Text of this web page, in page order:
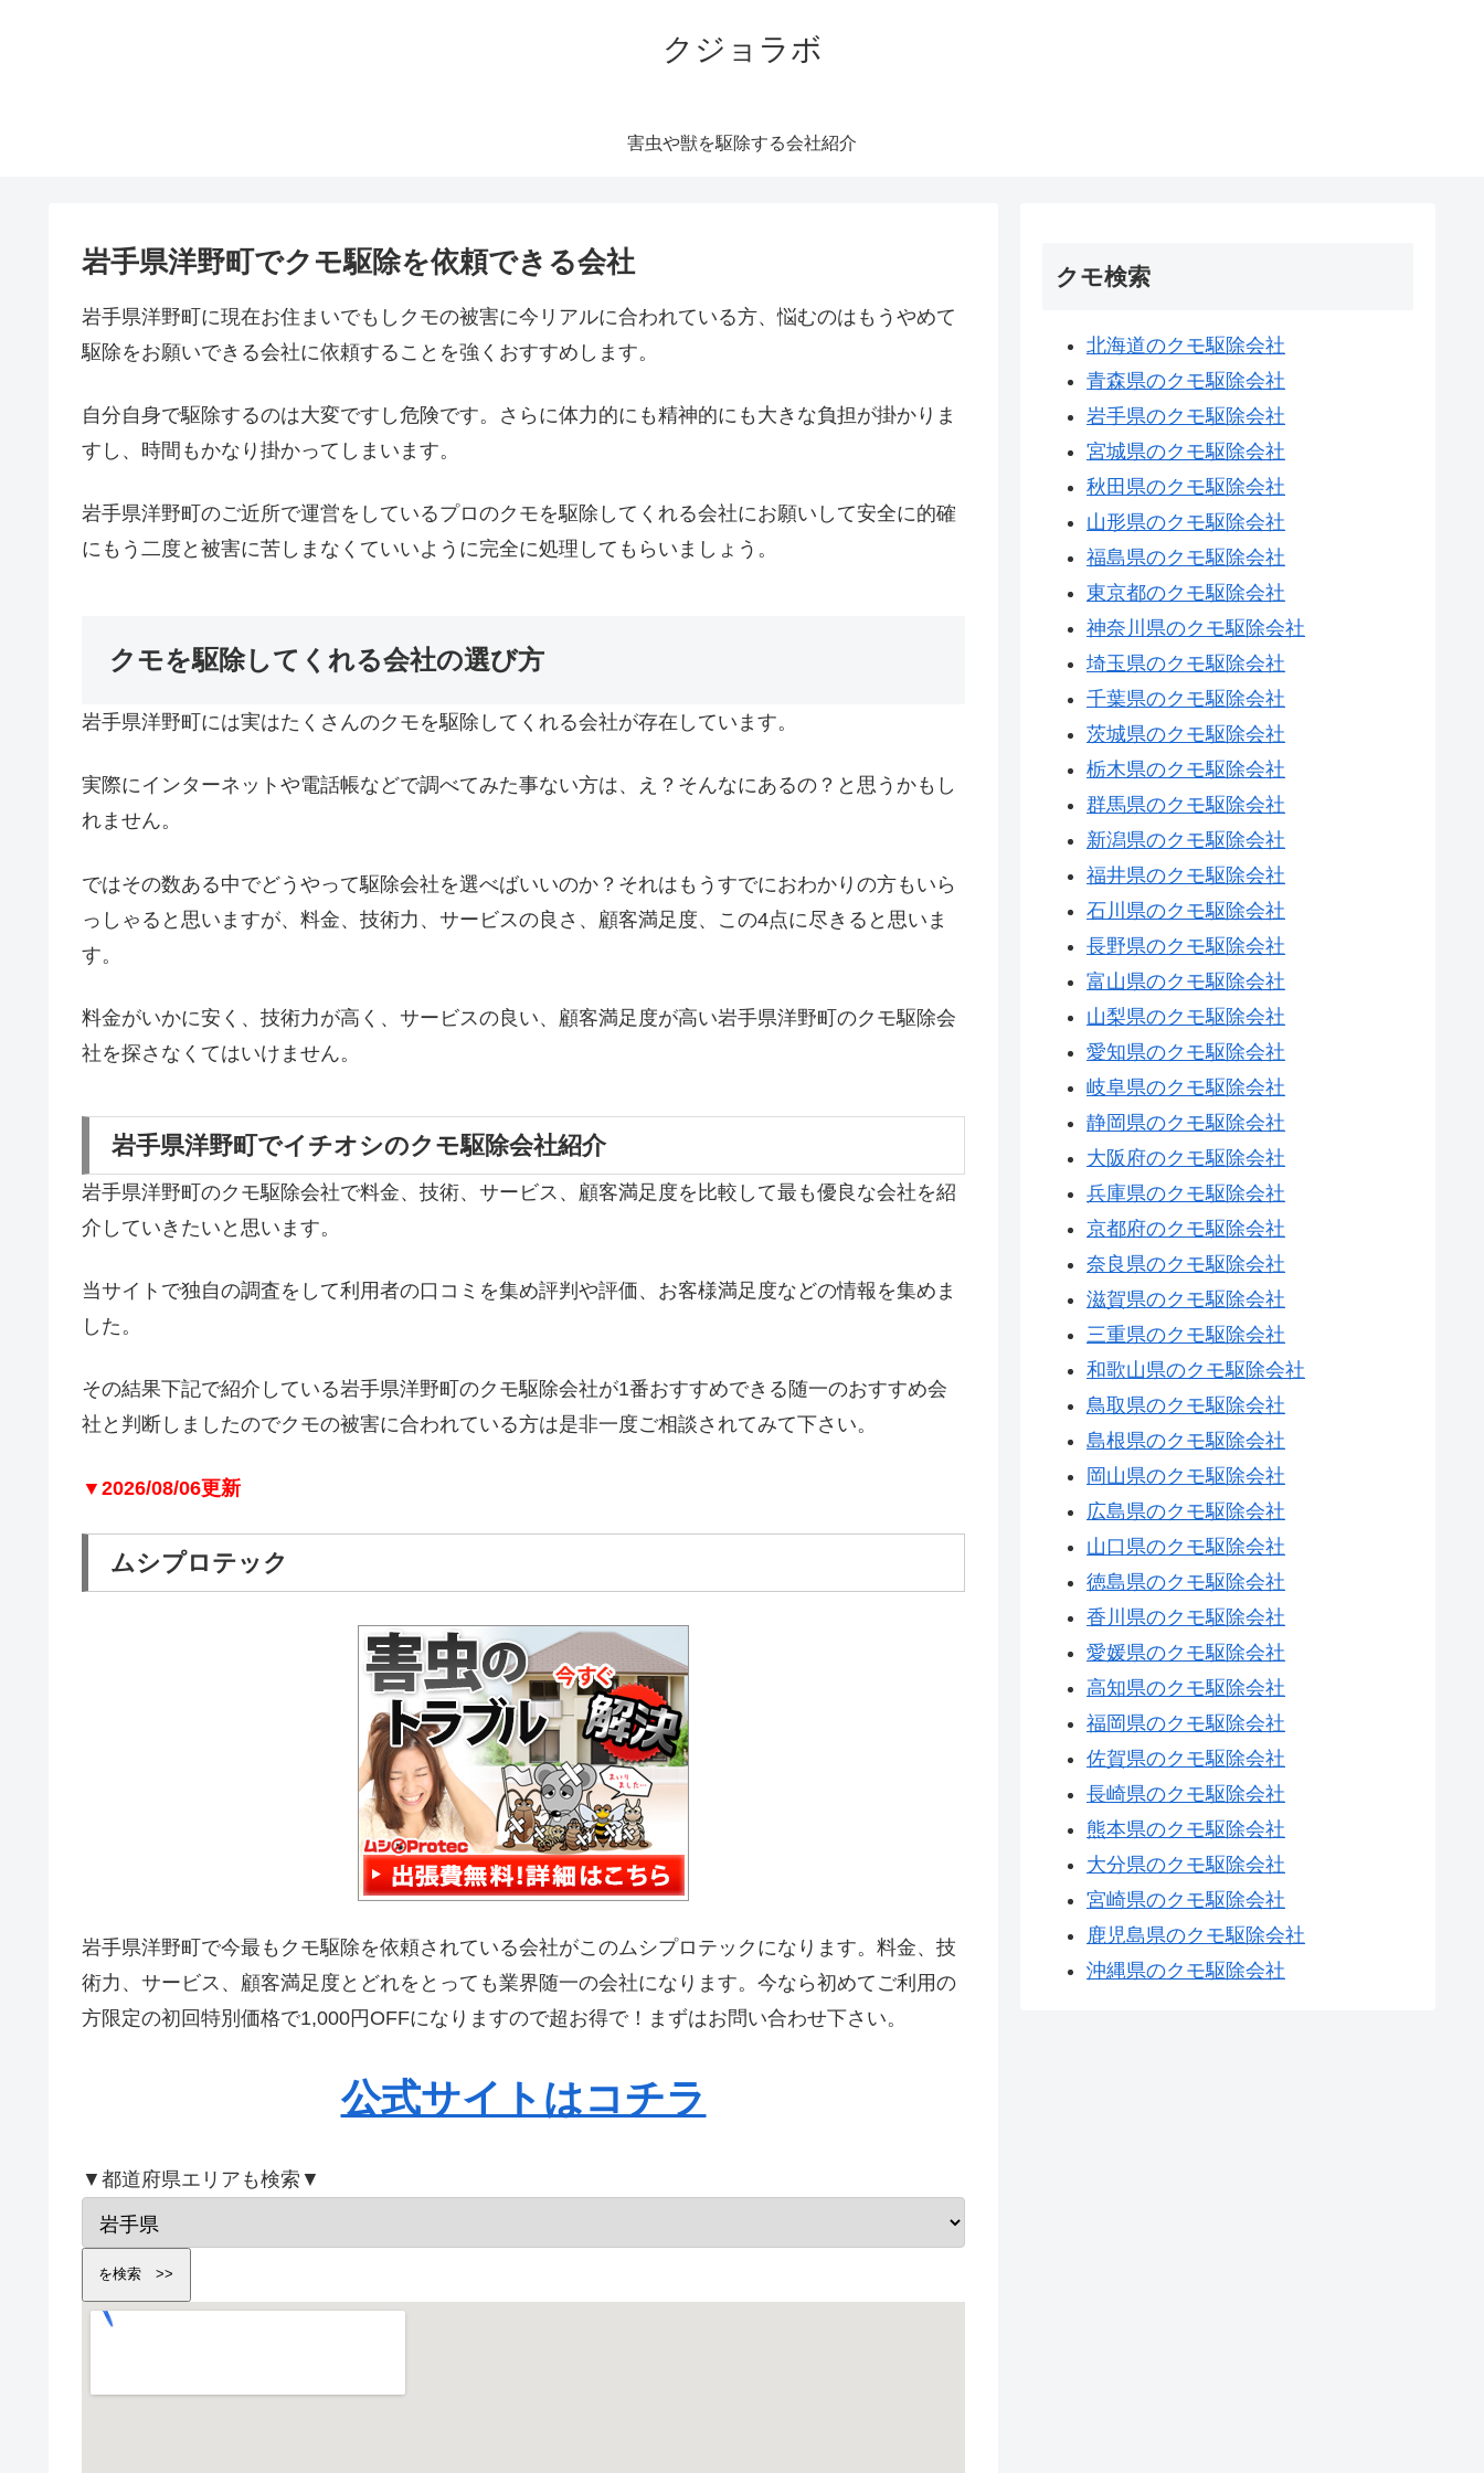
クジョラボ
害虫や獣を駆除する会社紹介
岩手県洋野町でクモ駆除を依頼できる会社
岩手県洋野町に現在お住まいでもしクモの被害に今リアルに合われている方、悩むのはもうやめて
駆除をお願いできる会社に依頼することを強くおすすめします。
自分自身で駆除するのは大変ですし危険です。さらに体力的にも精神的にも大きな負担が掛かりま
すし、時間もかなり掛かってしまいます。
岩手県洋野町のご近所で運営をしているプロのクモを駆除してくれる会社にお願いして安全に的確
にもう二度と被害に苦しまなくていいように完全に処理してもらいましょう。
クモを駆除してくれる会社の選び方
岩手県洋野町には実はたくさんのクモを駆除してくれる会社が存在しています。
実際にインターネットや電話帳などで調べてみた事ない方は、え？そんなにあるの？と思うかもし
れません。
ではその数ある中でどうやって駆除会社を選べばいいのか？それはもうすでにおわかりの方もいら
っしゃると思いますが、料金、技術力、サービスの良さ、顧客満足度、この4点に尽きると思いま
す。
料金がいかに安く、技術力が高く、サービスの良い、顧客満足度が高い岩手県洋野町のクモ駆除会
社を探さなくてはいけません。
岩手県洋野町でイチオシのクモ駆除会社紹介
岩手県洋野町のクモ駆除会社で料金、技術、サービス、顧客満足度を比較して最も優良な会社を紹
介していきたいと思います。
当サイトで独自の調査をして利用者の口コミを集め評判や評価、お客様満足度などの情報を集めま
した。
その結果下記で紹介している岩手県洋野町のクモ駆除会社が1番おすすめできる随一のおすすめ会
社と判断しましたのでクモの被害に合われている方は是非一度ご相談されてみて下さい。
▼2026/08/06更新
ムシプロテック
岩手県洋野町で今最もクモ駆除を依頼されている会社がこのムシプロテックになります。料金、技
術力、サービス、顧客満足度とどれをとっても業界随一の会社になります。今なら初めてご利用の
方限定の初回特別価格で1,000円OFFになりますので超お得で！まずはお問い合わせ下さい。
公式サイトはコチラ
▼都道府県エリアも検索▼
クモ検索
北海道のクモ駆除会社
青森県のクモ駆除会社
岩手県のクモ駆除会社
宮城県のクモ駆除会社
秋田県のクモ駆除会社
山形県のクモ駆除会社
福島県のクモ駆除会社
東京都のクモ駆除会社
神奈川県のクモ駆除会社
埼玉県のクモ駆除会社
千葉県のクモ駆除会社
茨城県のクモ駆除会社
栃木県のクモ駆除会社
群馬県のクモ駆除会社
新潟県のクモ駆除会社
福井県のクモ駆除会社
石川県のクモ駆除会社
長野県のクモ駆除会社
富山県のクモ駆除会社
山梨県のクモ駆除会社
愛知県のクモ駆除会社
岐阜県のクモ駆除会社
静岡県のクモ駆除会社
大阪府のクモ駆除会社
兵庫県のクモ駆除会社
京都府のクモ駆除会社
奈良県のクモ駆除会社
滋賀県のクモ駆除会社
三重県のクモ駆除会社
和歌山県のクモ駆除会社
鳥取県のクモ駆除会社
島根県のクモ駆除会社
岡山県のクモ駆除会社
広島県のクモ駆除会社
山口県のクモ駆除会社
徳島県のクモ駆除会社
香川県のクモ駆除会社
愛媛県のクモ駆除会社
高知県のクモ駆除会社
福岡県のクモ駆除会社
佐賀県のクモ駆除会社
長崎県のクモ駆除会社
熊本県のクモ駆除会社
大分県のクモ駆除会社
宮崎県のクモ駆除会社
鹿児島県のクモ駆除会社
沖縄県のクモ駆除会社